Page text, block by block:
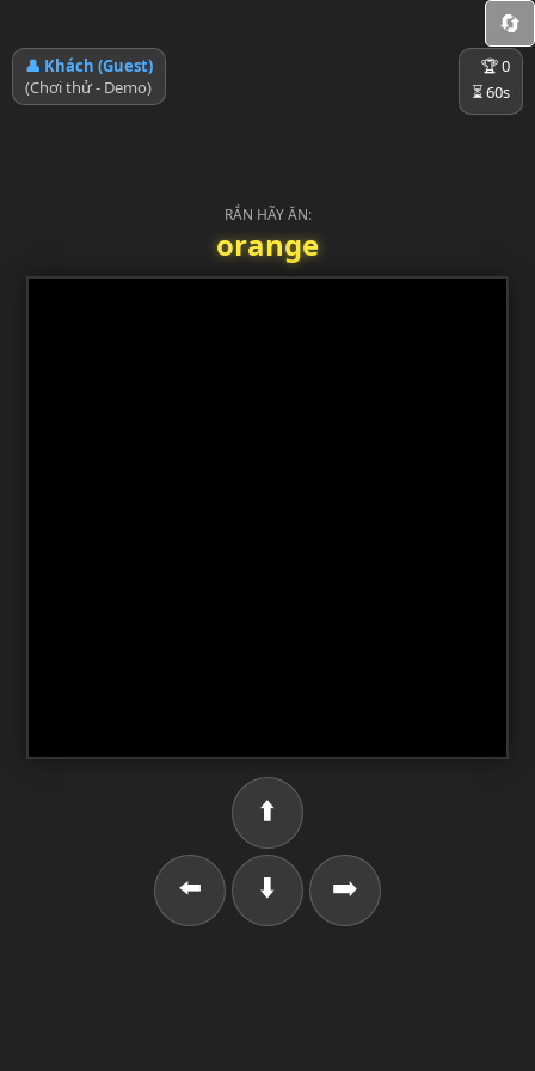
🔄
👤 Khách (Guest)
(Chơi thử - Demo)
🏆0
⏳60s
RẮN HÃY ĂN:
orange
⬆️
⬅️
⬇️ ➡️